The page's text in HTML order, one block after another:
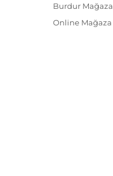
Burdur Mağaza
Online Mağaza